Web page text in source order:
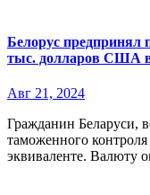
Белорус предпринял
тыс. долларов США в
Авг 21, 2024
Гражданин Беларуси, возвращаясь из Литвы, спрятал от
таможенного
эквиваленте. Валюту